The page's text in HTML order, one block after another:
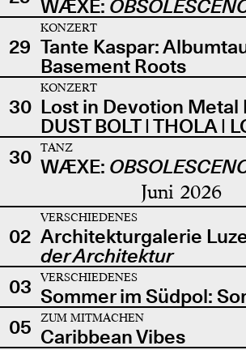
WÆXE:
29
KONZERT
Tante Kaspar:
Basement Roots
30
KONZERT
Lost in Devotion Metal
DUST BOLT | THOLA |
30
TANZ
WÆXE:
Juni 2026
02
VERSCHIEDENES
Architekturgalerie
der Architektur
03
VERSCHIEDENES
Sommer im Südpol:
05
ZUM MITMACHEN
Caribbean Vibes